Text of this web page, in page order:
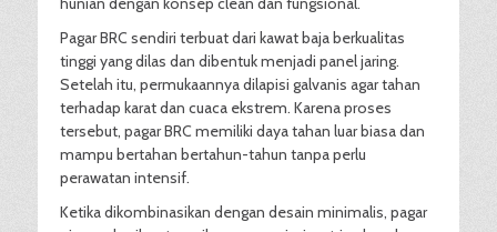
Pagar BRC sendiri terbuat dari kawat baja berkualitas
tinggi yang dilas dan dibentuk menjadi panel jaring.
Setelah itu, permukaannya dilapisi galvanis agar tahan
terhadap karat dan cuaca ekstrem. Karena proses
tersebut, pagar BRC memiliki daya tahan luar biasa dan
mampu bertahan bertahun-tahun tanpa perlu
perawatan intensif.
Ketika dikombinasikan dengan desain minimalis, pagar